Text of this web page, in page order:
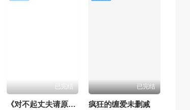
已完结
《对不起丈夫请原谅》中文版百度
已完结
疯狂的缠爱未删减